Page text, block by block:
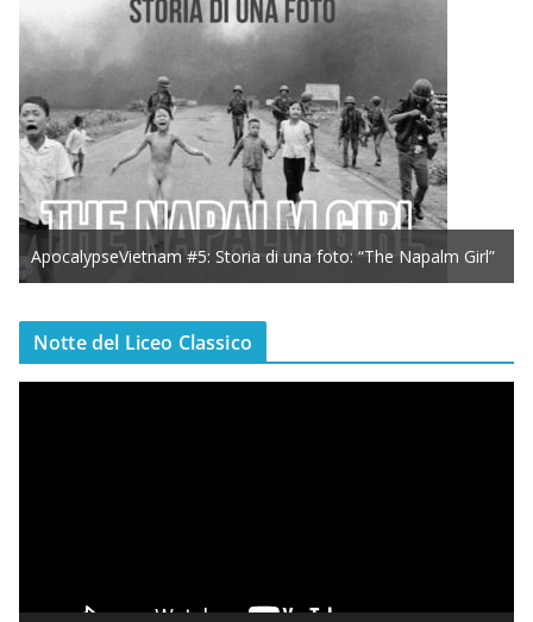
ApocalypseVietnam #5: Storia di una foto: “The Napalm Girl”
Notte del Liceo Classico